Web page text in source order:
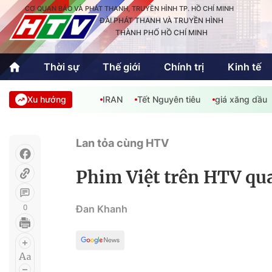
CƠ QUAN BÁO VÀ PHÁT THANH, TRUYỀN HÌNH TP. HỒ CHÍ MINH
ĐÀI PHÁT THANH VÀ TRUYỀN HÌNH
THÀNH PHỐ HỒ CHÍ MINH
Thời sự Thế giới Chính trị Kinh tế
Thời sự
Thể thao
Quốc tế
Văn hóa -
An Sinh
Công nghệ
Xu hướng IRAN Tết Nguyên tiêu giá xăng dầu
0
Lan tỏa cùng HTV
Phim Việt trên HTV
Đan Khanh